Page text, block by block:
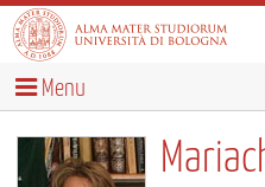
Menu